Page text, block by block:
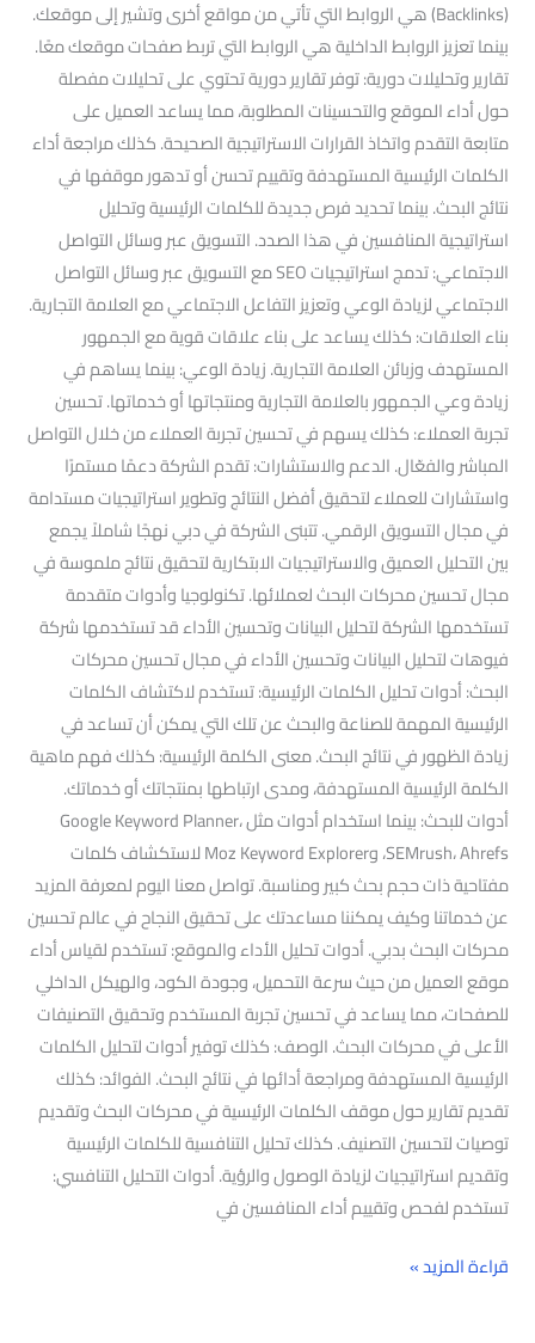
(Backlinks) هي الروابط التي تأتي من مواقع أخرى وتشير إلى موقعك.
بينما تعزيز الروابط الداخلية هي الروابط التي تربط صفحات موقعك معًا.
تقارير وتحليلات دورية: توفر تقارير دورية تحتوي على تحليلات مفصلة
حول أداء الموقع والتحسينات المطلوبة، مما يساعد العميل على
متابعة التقدم واتخاذ القرارات الاستراتيجية الصحيحة. كذلك مراجعة أداء
الكلمات الرئيسية المستهدفة وتقييم تحسن أو تدهور موقفها في
نتائج البحث. بينما تحديد فرص جديدة للكلمات الرئيسية وتحليل
استراتيجية المنافسين في هذا الصدد. التسويق عبر وسائل التواصل
الاجتماعي: تدمج استراتيجيات SEO مع التسويق عبر وسائل التواصل
الاجتماعي لزيادة الوعي وتعزيز التفاعل الاجتماعي مع العلامة التجارية.
بناء العلاقات: كذلك يساعد على بناء علاقات قوية مع الجمهور
المستهدف وزبائن العلامة التجارية. زيادة الوعي: بينما يساهم في
زيادة وعي الجمهور بالعلامة التجارية ومنتجاتها أو خدماتها. تحسين
تجربة العملاء: كذلك يسهم في تحسين تجربة العملاء من خلال التواصل
المباشر والفعّال. الدعم والاستشارات: تقدم الشركة دعمًا مستمرًا
واستشارات للعملاء لتحقيق أفضل النتائج وتطوير استراتيجيات مستدامة
في مجال التسويق الرقمي. تتبنى الشركة في دبي نهجًا شاملاً يجمع
بين التحليل العميق والاستراتيجيات الابتكارية لتحقيق نتائج ملموسة في
مجال تحسين محركات البحث لعملائها. تكنولوجيا وأدوات متقدمة
تستخدمها الشركة لتحليل البيانات وتحسين الأداء قد تستخدمها شركة
فيوهات لتحليل البيانات وتحسين الأداء في مجال تحسين محركات
البحث: أدوات تحليل الكلمات الرئيسية: تستخدم لاكتشاف الكلمات
الرئيسية المهمة للصناعة والبحث عن تلك التي يمكن أن تساعد في
زيادة الظهور في نتائج البحث. معنى الكلمة الرئيسية: كذلك فهم ماهية
الكلمة الرئيسية المستهدفة، ومدى ارتباطها بمنتجاتك أو خدماتك.
أدوات للبحث: بينما استخدام أدوات مثل Google Keyword Planner،
SEMrush، Ahrefs، وMoz Keyword Explorer لاستكشاف كلمات
مفتاحية ذات حجم بحث كبير ومناسبة. تواصل معنا اليوم لمعرفة المزيد
عن خدماتنا وكيف يمكننا مساعدتك على تحقيق النجاح في عالم تحسين
محركات البحث بدبي. أدوات تحليل الأداء والموقع: تستخدم لقياس أداء
موقع العميل من حيث سرعة التحميل، وجودة الكود، والهيكل الداخلي
للصفحات، مما يساعد في تحسين تجربة المستخدم وتحقيق التصنيفات
الأعلى في محركات البحث. الوصف: كذلك توفير أدوات لتحليل الكلمات
الرئيسية المستهدفة ومراجعة أدائها في نتائج البحث. الفوائد: كذلك
تقديم تقارير حول موقف الكلمات الرئيسية في محركات البحث وتقديم
توصيات لتحسين التصنيف. كذلك تحليل التنافسية للكلمات الرئيسية
وتقديم استراتيجيات لزيادة الوصول والرؤية. أدوات التحليل التنافسي:
تستخدم لفحص وتقييم أداء المنافسين في
قراءة المزيد »